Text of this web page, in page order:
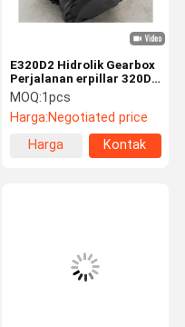
E320D2 Hidrolik Gearbox
Perjalanan erpillar 320D
E320D 2159982 2095992
Untuk Excavator
MOQ:1pcs
Harga:Negotiated price
Harga
Kontak